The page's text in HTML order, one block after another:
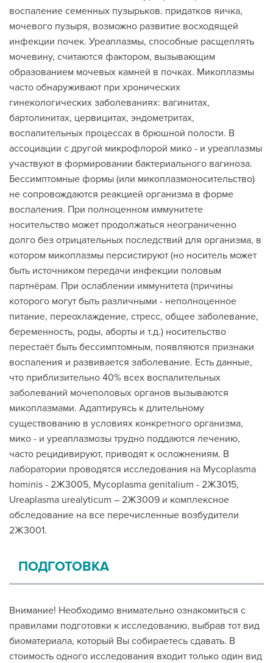
воспаление семенных пузырьков. придатков яичка,
мочевого пузыря, возможно развитие восходящей
инфекции почек. Уреаплазмы, способные расщеплять
мочевину, считаются фактором, вызывающим
образованием мочевых камней в почках. Микоплазмы
часто обнаруживают при хронических
гинекологических заболеваниях: вагинитах,
бартолинитах, цервицитах, эндометритах,
воспалительных процессах в брюшной полости. В
ассоциации с другой микрофлорой мико - и уреаплазмы
участвуют в формировании бактериального вагиноза.
Бессимптомные формы (или микоплазмоносительство)
не сопровождаются реакцией организма в форме
воспаления. При полноценном иммунитете
носительство может продолжаться неограниченно
долго без отрицательных последствий для организма, в
котором микоплазмы персистируют (но носитель может
быть источником передачи инфекции половым
партнёрам. При ослаблении иммунитета (причины
которого могут быть различными - неполноценное
питание, переохлаждение, стресс, общее заболевание,
беременность, роды, аборты и т.д.) носительство
перестаёт быть бессимптомным, появляются признаки
воспаления и развивается заболевание. Есть данные,
что приблизительно 40% всех воспалительных
заболеваний мочеполовых органов вызываются
микоплазмами. Адаптируясь к длительному
существованию в условиях конкретного организма,
мико - и уреаплазмозы трудно поддаются лечению,
часто рецидивируют, приводят к осложнениям. В
лаборатории проводятся исследования на Mycoplasma
hominis - 2Ж3005, Mycoplasma genitalium - 2Ж3015,
Ureaplasma urealyticum – 2Ж3009 и комплексное
обследование на все перечисленные возбудители
2Ж3001.
ПОДГОТОВКА
Внимание! Необходимо внимательно ознакомиться с
правилами подготовки к исследованию, выбрав тот вид
биоматериала, который Вы собираетесь сдавать. В
стоимость одного исследования входит только один вид